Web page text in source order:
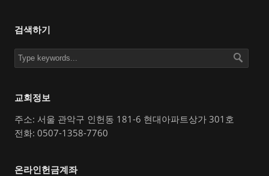
검색하기
교회정보
주소: 서울 관악구 인헌동 181-6 현대아파트상가 301호
전화: 0507-1358-7760
온라인헌금계좌